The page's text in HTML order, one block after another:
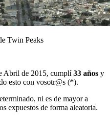
Twin Peaks
Abril de 2015, cumplí33 años y
esto con vosotr@s (*).
ni es de mayor a
expuestos de forma aleatoria.